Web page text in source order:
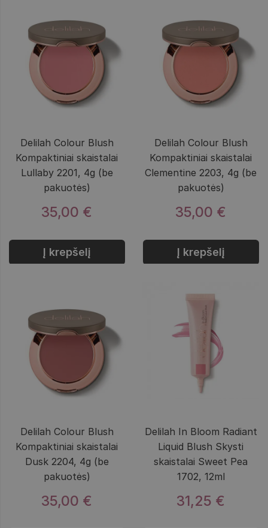
Delilah Colour Blush
Kompaktiniai skaistalai
Lullaby 2201, 4g (be
pakuotės)
35,00 €
Į krepšelį
Delilah Colour Blush
Kompaktiniai skaistalai
Clementine 2203, 4g (be
pakuotės)
35,00 €
Į krepšelį
Delilah Colour Blush
Kompaktiniai skaistalai
Dusk 2204, 4g (be
pakuotės)
35,00 €
Delilah In Bloom Radiant
Liquid Blush Skysti
skaistalai Sweet Pea
1702, 12ml
31,25 €